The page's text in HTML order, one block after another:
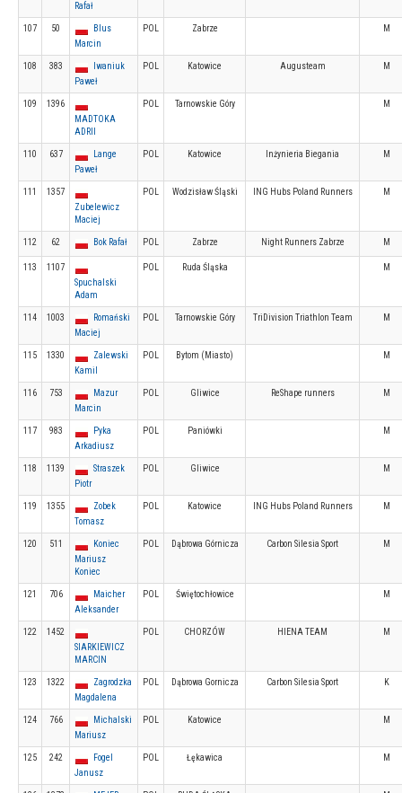
Rafał
107 50
Blus
Marcin
POL Zabrze M
108 383
Iwaniuk
Paweł
POL Katowice Augusteam M
109
1396
MADTOKA
ADRII
POL Tarnowskie Góry M
110 637
Lange
Paweł
POL Katowice Inżynieria Biegania M
111
1357
Zubelewicz
Maciej
POL Wodzisław Śląski ING Hubs Poland Runners M
112 62 Bok Rafał POL Zabrze Night Runners Zabrze M
113
1107
Spuchalski
Adam
POL Ruda Śląska M
114 1003
Romański
Maciej
POL Tarnowskie Góry TriDivision Triathlon Team M
115 1330
Zalewski
Kamil
POL Bytom (Miasto) M
116 753
Mazur
Marcin
POL Gliwice ReShape runners M
117 983
Pyka
Arkadiusz
POL Paniówki M
118 1139
Straszek
Piotr
POL Gliwice M
119 1355
Zobek
Tomasz
POL Katowice ING Hubs Poland Runners M
120 511
Koniec
Mariusz
Koniec
POL Dąbrowa Górnicza Carbon Silesia Sport M
121 706
Maicher
Aleksander
POL Świętochłowice M
122
1452
SIARKIEWICZ
MARCIN
POL CHORZÓW HIENA TEAM M
123 1322
Zagrodzka
Magdalena
POL Dąbrowa Gornicza Carbon Silesia Sport K
124 766
Michalski
Mariusz
POL Katowice M
125 242
Fogel
Janusz
POL Łękawica M